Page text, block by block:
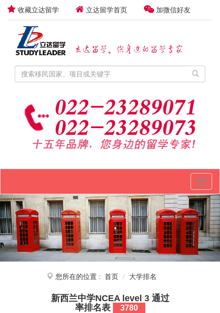
收藏立达留学 立达留学首页 加微信好友
您所在的位置 : 首页 大学排名
新西兰中学NCEA level 3 通过
率排名表
3780